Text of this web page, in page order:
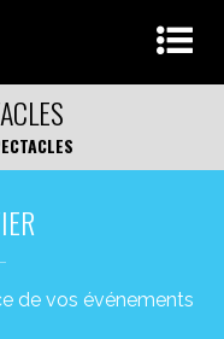
de vos événements